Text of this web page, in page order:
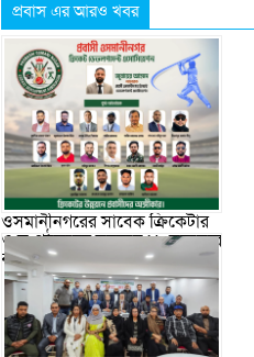
প্রবাস এর আরও খবর
ওসমানীনগরের সাবেক ক্রিকেটার
ও সংগঠকদের সমন্বয়ে ১৯ সদস্যের
বর্ধিত আহ্বায়ক কমিটি গঠন